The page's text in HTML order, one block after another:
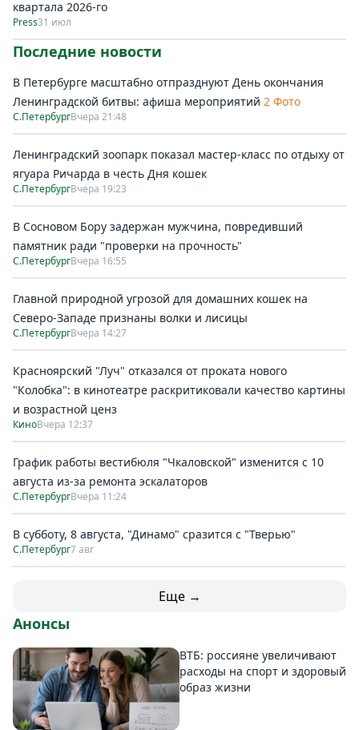
квартала 2026-го
Press31 июл
Последние новости
В Петербурге масштабно отпразднуют День окончания
Ленинградской битвы: афиша мероприятий 2 Фото
С.ПетербургВчера 21:48
Ленинградский зоопарк показал мастер-класс по отдыху от
ягуара Ричарда в честь Дня кошек
С.ПетербургВчера 19:23
В Сосновом Бору задержан мужчина, повредивший
памятник ради "проверки на прочность"
С.ПетербургВчера 16:55
Главной природной угрозой для домашних кошек на
Северо-Западе признаны волки и лисицы
С.ПетербургВчера 14:27
Красноярский "Луч" отказался от проката нового
"Колобка": в кинотеатре раскритиковали качество картины
и возрастной ценз
КиноВчера 12:37
График работы вестибюля "Чкаловской" изменится с 10
августа из-за ремонта эскалаторов
С.ПетербургВчера 11:24
В субботу, 8 августа, "Динамо" сразится с "Тверью"
С.Петербург7 авг
Еще →
Анонсы
ВТБ: россияне увеличивают
расходы на спорт и здоровый
образ жизни